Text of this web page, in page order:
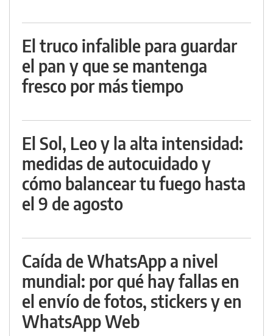
El truco infalible para guardar
el pan y que se mantenga
fresco por más tiempo
El Sol, Leo y la alta intensidad:
medidas de autocuidado y
cómo balancear tu fuego hasta
el 9 de agosto
Caída de WhatsApp a nivel
mundial: por qué hay fallas en
el envío de fotos, stickers y en
WhatsApp Web